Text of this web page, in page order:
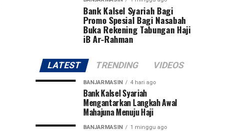
Bank Kalsel Syariah Bagi
Promo Spesial Bagi Nasabah
Buka Rekening Tabungan Haji
iB Ar-Rahman
LATEST TRENDING VIDEOS
BANJARMASIN 4 hari ago
Bank Kalsel Syariah
Mengantarkan Langkah Awal
Mahajuna Menuju Haji
BANJARMASIN 1 minggu ago